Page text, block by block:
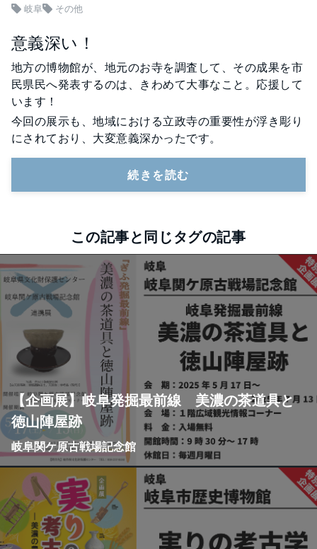
岐阜 その他
意義深い！
地方の博物館が、地元のお寺を調査して、その成果を市
民県民へ発表するのは、きわめて大事なこと。応援して
います！
今回の展示も、地域における立政寺の重要性が浮き彫り
にされており、大変意義深かったです。
続きを読む
この記事と同じタグの記事
【企画展】岐阜発掘最前線 美濃の茶道具と
徳山陣屋跡
岐阜関ケ原古戦場記念館